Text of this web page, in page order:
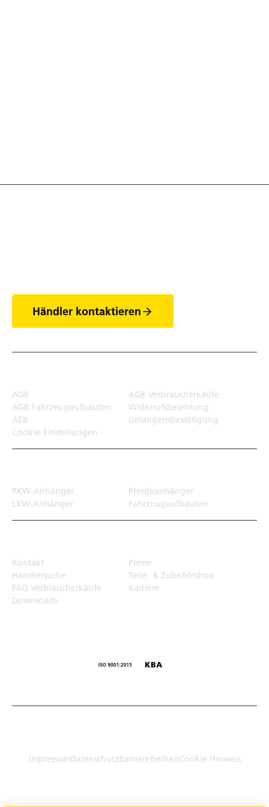
Händler kontaktieren
AGB
AGB Verbraucherkäufe
AGB Fahrzeugaufbauten
Widerrufsbelehrung
AEB
Gelangensbestätigung
Cookie-Einstellungen
PKW-Anhänger
Pferdeanhänger
LKW-Anhänger
Fahrzeugaufbauten
Kontakt
Presse
Händlersuche
Teile- & Zubehörshop
FAQ Verbraucherkäufe
Karriere
Downloads
ImpressumDatenschutzBarrierefreiheitCookie Hinweis